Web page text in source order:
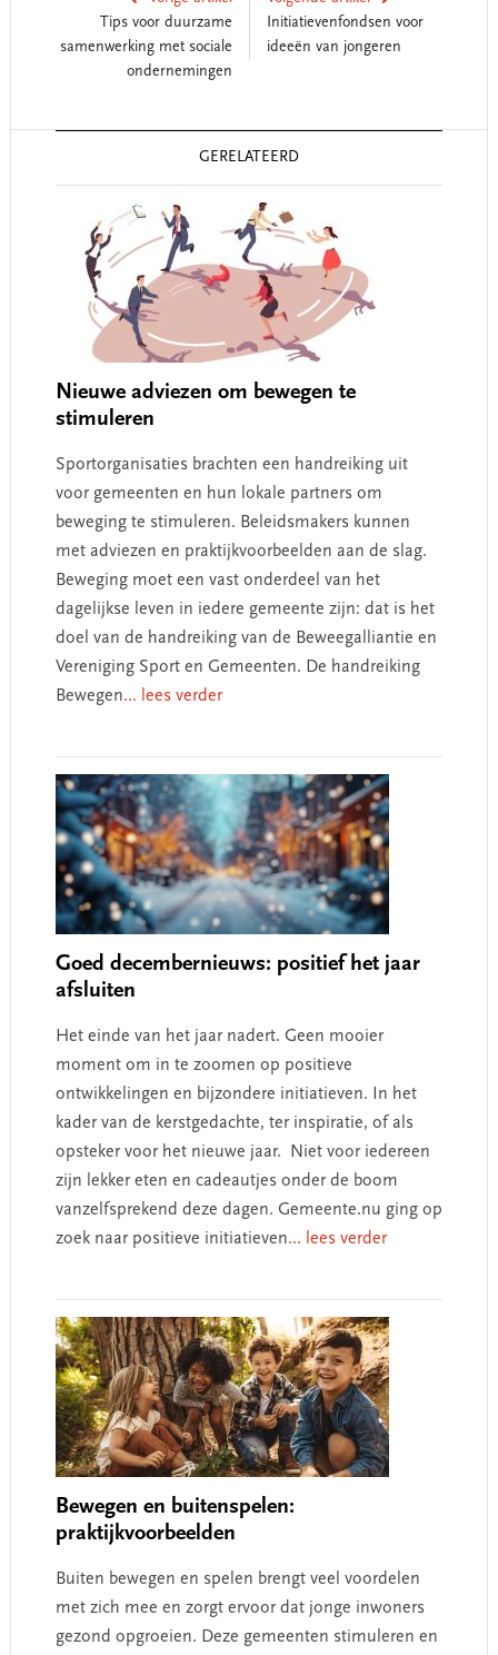
Tips voor duurzame
samenwerking met sociale
ondernemingen
Initiatievenfondsen voor
ideeën van jongeren
GERELATEERD
Nieuwe adviezen om bewegen te
stimuleren
Sportorganisaties brachten een handreiking uit
voor gemeenten en hun lokale partners om
beweging te stimuleren. Beleidsmakers kunnen
met adviezen en praktijkvoorbeelden aan de slag.
Beweging moet een vast onderdeel van het
dagelijkse leven in iedere gemeente zijn: dat is het
doel van de handreiking van de Beweegalliantie en
Vereniging Sport en Gemeenten. De handreiking
Bewegen... lees verder
Goed decembernieuws: positief het jaar
afsluiten
Het einde van het jaar nadert. Geen mooier
moment om in te zoomen op positieve
ontwikkelingen en bijzondere initiatieven. In het
kader van de kerstgedachte, ter inspiratie, of als
opsteker voor het nieuwe jaar. Niet voor iedereen
zijn lekker eten en cadeautjes onder de boom
vanzelfsprekend deze dagen. Gemeente.nu ging op
zoek naar positieve initiatieven... lees verder
Bewegen en buitenspelen:
praktijkvoorbeelden
Buiten bewegen en spelen brengt veel voordelen
met zich mee en zorgt ervoor dat jonge inwoners
gezond opgroeien. Deze gemeenten stimuleren en